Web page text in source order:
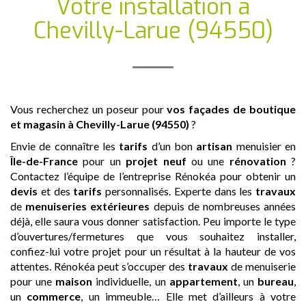
Votre installation à
Chevilly-Larue (94550)
Vous recherchez un poseur pourvos façades de boutique
et magasin à Chevilly-Larue (94550) ?
Envie de connaître les tarifs d’un bon artisan menuisier en
Île-de-France pour un projet neuf ou une rénovation ?
Contactez l’équipe de l’entreprise Rénokéa pour obtenir un
devis et des tarifs personnalisés. Experte dans les travaux
de menuiseries extérieures depuis de nombreuses années
déjà, elle saura vous donner satisfaction. Peu importe le type
d’ouvertures/fermetures que vous souhaitez installer,
confiez-lui votre projet pour un résultat à la hauteur de vos
attentes. Rénokéa peut s’occuper des travaux de menuiserie
pour une maison individuelle, un appartement, un bureau,
un commerce, un immeuble… Elle met d’ailleurs à votre